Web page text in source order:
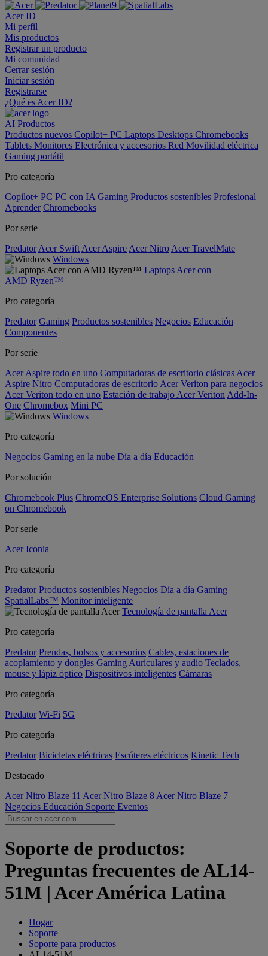
Acer ID
Mi perfil
Mis productos
Registrar un producto
Mi comunidad
Cerrar sesión
Iniciar sesión
Registrarse
¿Qué es Acer ID?
AI Productos
Productos nuevos Copilot+ PC Laptops Desktops Chromebooks
Tablets Monitores Electrónica y accesorios Red Movilidad eléctrica
Gaming portátil
Pro categoría
Copilot+ PC PC con IA Gaming Productos sostenibles Profesional
Aprender Chromebooks
Por serie
Predator Acer Swift Acer Aspire Acer Nitro Acer TravelMate
Windows
Laptops Acer con
AMD Ryzen™
Pro categoría
Predator Gaming Productos sostenibles Negocios Educación
Componentes
Por serie
Acer Aspire todo en uno Computadoras de escritorio clásicas Acer
Aspire Nitro Computadoras de escritorio Acer Veriton para negocios
Acer Veriton todo en uno Estación de trabajo Acer Veriton Add-In-
One Chromebox Mini PC
Windows
Pro categoría
Negocios Gaming en la nube Día a día Educación
Por solución
Chromebook Plus ChromeOS Enterprise Solutions Cloud Gaming
on Chromebook
Por serie
Acer Iconia
Pro categoría
Predator Productos sostenibles Negocios Día a día Gaming
SpatialLabs™ Monitor inteligente
Tecnología de pantalla Acer
Pro categoría
Predator Prendas, bolsos y accesorios Cables, estaciones de
acoplamiento y dongles Gaming Auriculares y audio Teclados,
mouse y lápiz óptico Dispositivos inteligentes Cámaras
Pro categoría
Predator Wi-Fi 5G
Pro categoría
Predator Bicicletas eléctricas Escúteres eléctricos Kinetic Tech
Destacado
Acer Nitro Blaze 11 Acer Nitro Blaze 8 Acer Nitro Blaze 7
Negocios Educación Soporte Eventos
Soporte de productos:
Preguntas frecuentes de AL14-
51M | Acer América Latina
Hogar
Soporte
Soporte para productos